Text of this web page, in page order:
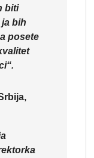
biti
bih
posete